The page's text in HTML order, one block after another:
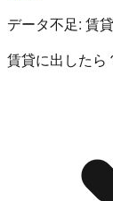
データ不足: 賃
賃貸に出したら